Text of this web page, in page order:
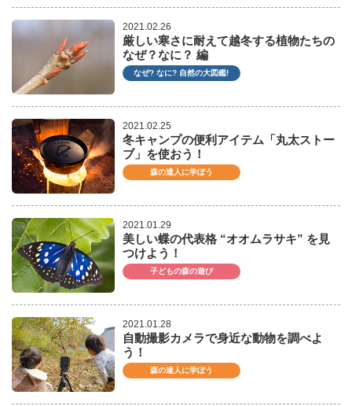
2021.02.26
厳しい寒さに耐えて越冬する植物たちの
なぜ？なに？ 編
なぜ? なに? 自然の大図鑑!
2021.02.25
冬キャンプの便利アイテム「丸太ストー
ブ」を使おう！
森の達人に学ぼう
2021.01.29
美しい蝶の代表格 “オオムラサキ” を見
つけよう！
子どもの森の遊び
2021.01.28
自動撮影カメラで身近な動物を調べよ
う！
森の達人に学ぼう